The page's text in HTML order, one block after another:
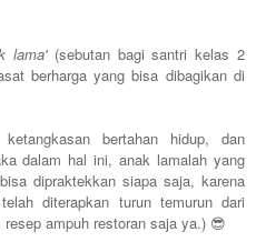
lama'(sebutan bagi santri kelas 2
berharga yang bisa dibagikan di
bertahan hidup, dan
dalam hal ini, anak lamalah yang
dipraktekkan siapa saja, karena
diterapkan turun temurun dari
ampuh restoran saja ya.) 😎